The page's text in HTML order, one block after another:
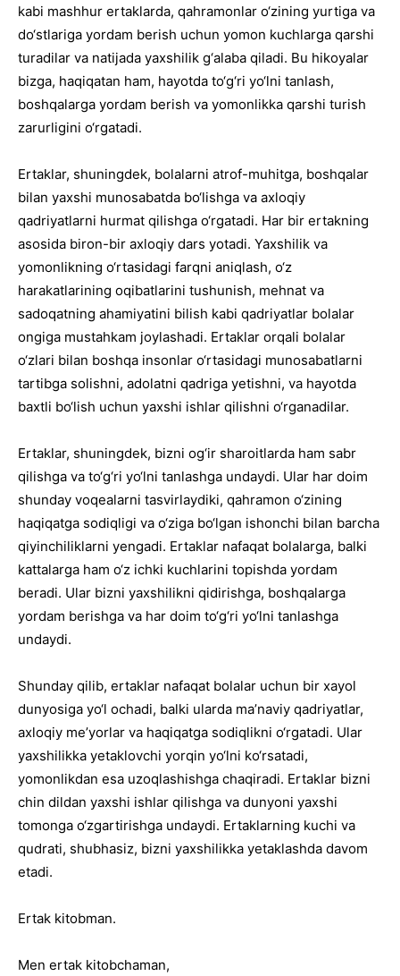
kabi mashhur ertaklarda, qahramonlar o‘zining yurtiga va
do‘stlariga yordam berish uchun yomon kuchlarga qarshi
turadilar va natijada yaxshilik g‘alaba qiladi. Bu hikoyalar
bizga, haqiqatan ham, hayotda to‘g‘ri yo‘lni tanlash,
boshqalarga yordam berish va yomonlikka qarshi turish
zarurligini o‘rgatadi.
Ertaklar, shuningdek, bolalarni atrof-muhitga, boshqalar
bilan yaxshi munosabatda bo‘lishga va axloqiy
qadriyatlarni hurmat qilishga o‘rgatadi. Har bir ertakning
asosida biron-bir axloqiy dars yotadi. Yaxshilik va
yomonlikning o‘rtasidagi farqni aniqlash, o‘z
harakatlarining oqibatlarini tushunish, mehnat va
sadoqatning ahamiyatini bilish kabi qadriyatlar bolalar
ongiga mustahkam joylashadi. Ertaklar orqali bolalar
o‘zlari bilan boshqa insonlar o‘rtasidagi munosabatlarni
tartibga solishni, adolatni qadriga yetishni, va hayotda
baxtli bo‘lish uchun yaxshi ishlar qilishni o‘rganadilar.
Ertaklar, shuningdek, bizni og‘ir sharoitlarda ham sabr
qilishga va to‘g‘ri yo‘lni tanlashga undaydi. Ular har doim
shunday voqealarni tasvirlaydiki, qahramon o‘zining
haqiqatga sodiqligi va o‘ziga bo‘lgan ishonchi bilan barcha
qiyinchiliklarni yengadi. Ertaklar nafaqat bolalarga, balki
kattalarga ham o‘z ichki kuchlarini topishda yordam
beradi. Ular bizni yaxshilikni qidirishga, boshqalarga
yordam berishga va har doim to‘g‘ri yo‘lni tanlashga
undaydi.
Shunday qilib, ertaklar nafaqat bolalar uchun bir xayol
dunyosiga yo‘l ochadi, balki ularda ma’naviy qadriyatlar,
axloqiy me’yorlar va haqiqatga sodiqlikni o‘rgatadi. Ular
yaxshilikka yetaklovchi yorqin yo‘lni ko‘rsatadi,
yomonlikdan esa uzoqlashishga chaqiradi. Ertaklar bizni
chin dildan yaxshi ishlar qilishga va dunyoni yaxshi
tomonga o‘zgartirishga undaydi. Ertaklarning kuchi va
qudrati, shubhasiz, bizni yaxshilikka yetaklashda davom
etadi.
Ertak kitobman.
Men ertak kitobchaman,